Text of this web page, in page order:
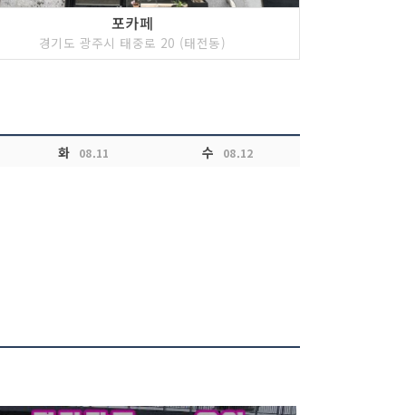
포카페
경기도 광주시 태중로 20 (태전동)
화 08.11 수 08.12